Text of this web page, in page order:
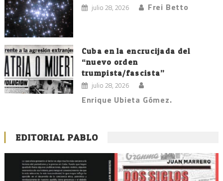
julio 28, 2026 Frei Betto
Cuba en la encrucijada del
“nuevo orden
trumpista/fascista”
julio 28, 2026
Enrique Ubieta Gómez.
EDITORIAL PABLO